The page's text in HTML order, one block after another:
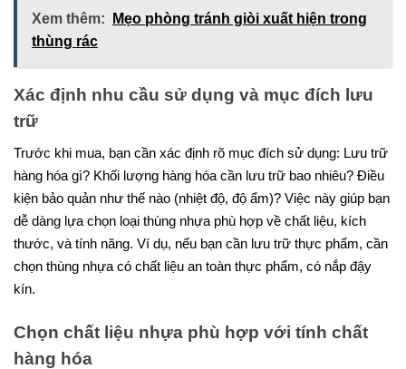
Xem thêm:
Mẹo phòng tránh giòi xuất hiện trong
thùng rác
Xác định nhu cầu sử dụng và mục đích lưu
trữ
Trước khi mua, bạn cần xác định rõ mục đích sử dụng: Lưu trữ
hàng hóa gì? Khối lượng hàng hóa cần lưu trữ bao nhiêu? Điều
kiện bảo quản như thế nào (nhiệt độ, độ ẩm)? Việc này giúp bạn
dễ dàng lựa chọn loại thùng nhựa phù hợp về chất liệu, kích
thước, và tính năng. Ví dụ, nếu bạn cần lưu trữ thực phẩm, cần
chọn thùng nhựa có chất liệu an toàn thực phẩm, có nắp đậy
kín.
Chọn chất liệu nhựa phù hợp với tính chất
hàng hóa